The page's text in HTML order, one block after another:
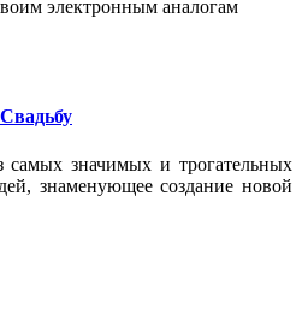
электронным аналогам
самых значимых и трогательных
знаменующее создание новой